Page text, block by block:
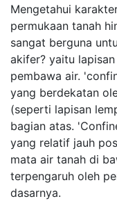
Mengetahui
permukaan tanah
sangat berguna
akifer? yaitu
pembawa air.
yang berdekatan
(seperti lapisan
bagian atas.
yang relatif jauh
mata air tanah di
terpengaruh oleh
dasarnya.